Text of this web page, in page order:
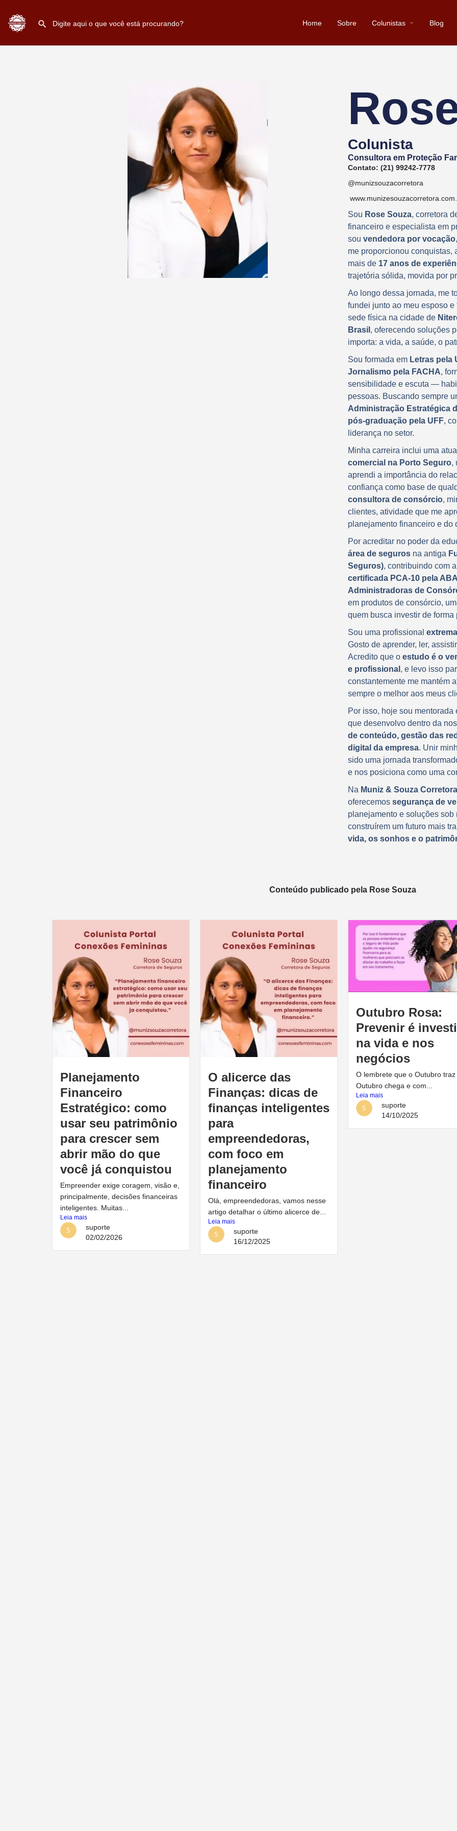
Home Sobre Colunistas Blog
Colunista
Consultora em Proteção
Contato: (21) 99242-7778
@munizsouzacorretora
Sou Rose Souza, corretora
financeiro e especialista em
sou vendedora por vocação
me proporcionou conquistas,
mais de 17 anos de
trajetória sólida, movida por
Ao longo dessa jornada, me
fundei junto ao meu esposo
sede física na cidade de
Brasil , oferecendo soluções
importa: a vida, a saúde, o
Sou formada em Letras pela
Jornalismo pela FACHA,
sensibilidade e escuta —
pessoas. Buscando sempre
Administração Estratégica
pós-graduação pela UFF,
liderança no setor.
Minha carreira inclui uma
comercial na Porto Seguro,
aprendi a importância do
confiança como base de
consultora de consórcio,
clientes, atividade que me
planejamento financeiro e do
Por acreditar no poder da
área de seguros na antiga
Seguros), contribuindo com
certificada PCA-10 pela
Administradoras de
em produtos de consórcio,
quem busca investir de
Sou uma profissional
Gosto de aprender, ler,
Acredito que o estudo é o
e profissional , e levo isso
constantemente me mantém
sempre o melhor aos meus
Por isso, hoje sou
que desenvolvo dentro da
de conteúdo, gestão das
digital da empresa. Unir
sido uma jornada
e nos posiciona como uma
Na Muniz & Souza Corretora
oferecemos segurança de
planejamento e soluções
construírem um futuro mais
vida, os sonhos e o
Conteúdo publicado pela Rose Souza
Planejamento
Financeiro
Estratégico: como
usar seu patrimônio
para crescer sem
abrir mão do que
você já conquistou
Empreender exige coragem, visão e,
principalmente, decisões financeiras
inteligentes. Muitas...
Leia mais
suporte
02/02/2026
O alicerce das
Finanças: dicas de
finanças inteligentes
para
empreendedoras,
com foco em
planejamento
financeiro
Olá, empreendedoras, vamos nesse
artigo detalhar o último alicerce de...
Leia mais
suporte
16/12/2025
Outubro Rosa:
Prevenir é
na vida e nos
negócios
O lembrete que o Outubro traz
Outubro chega e com...
Leia mais
suporte
14/10/2025